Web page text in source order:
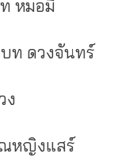
หมอมี
ท ดวงจันทร์
ง
หญิงแสร์